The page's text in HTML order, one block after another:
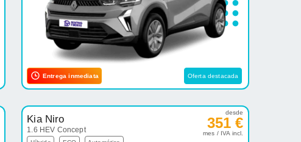
Entrega inmediata Oferta destacada
Kia Niro
1.6 HEV Concept
desde
351 €
mes / IVA incl.